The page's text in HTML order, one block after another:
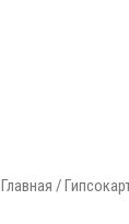
Главная /